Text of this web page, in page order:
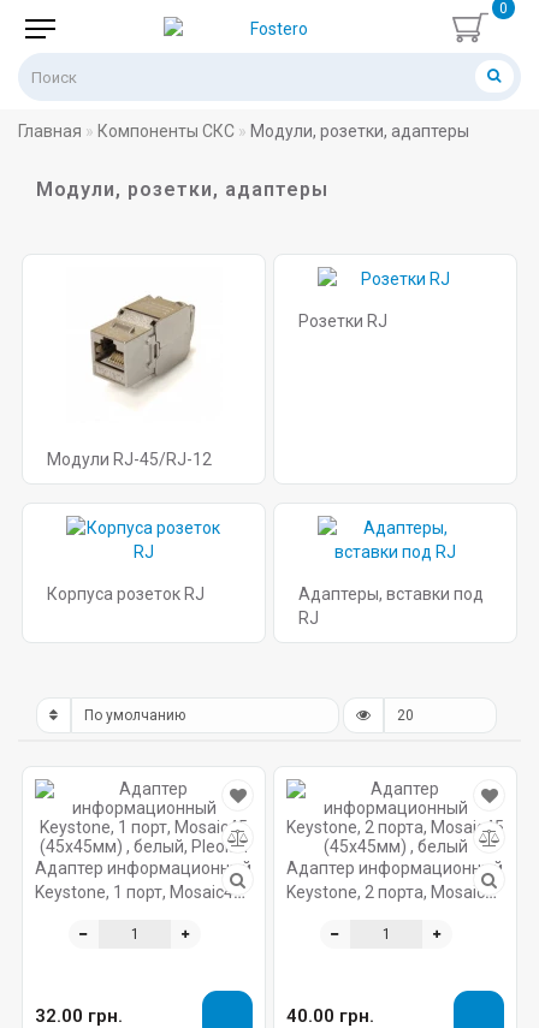
0
Главная Компоненты СКС Модули, розетки, адаптеры
Модули, розетки, адаптеры
Модули RJ-45/RJ-12
Розетки RJ
Корпуса розеток RJ
Адаптеры, вставки под
RJ
Адаптер информационный
Keystone, 1 порт, Mosaic45
32.00 грн.
Адаптер информационный
Keystone, 2 порта, Mosaic45
40.00 грн.